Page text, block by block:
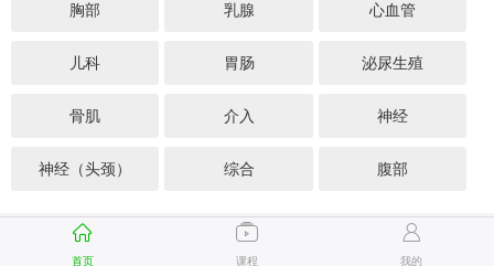
胸部 乳腺 心血管
儿科 胃肠 泌尿生殖
骨肌 介入 神经
神经（头颈） 综合 腹部
首页 课程 我的